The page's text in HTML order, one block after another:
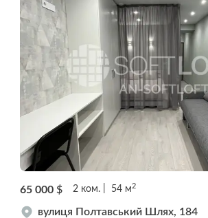
65 000 $ 2 ком. 54 м 2
вулиця Полтавський Шлях, 184